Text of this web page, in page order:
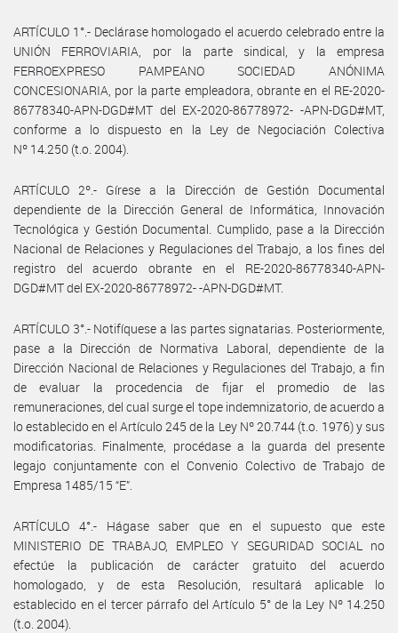
ARTÍCULO 1°.- Declárase homologado el acuerdo celebrado entre la
UNIÓN FERROVIARIA, por la parte sindical, y la empresa
FERROEXPRESO PAMPEANO SOCIEDAD ANÓNIMA
CONCESIONARIA, por la parte empleadora, obrante en el RE-2020-
86778340-APN-DGD#MT del EX-2020-86778972- -APN-DGD#MT,
conforme a lo dispuesto en la Ley de Negociación Colectiva
Nº 14.250 (t.o. 2004).
ARTÍCULO 2º.- Gírese a la Dirección de Gestión Documental
dependiente de la Dirección General de Informática, Innovación
Tecnológica y Gestión Documental. Cumplido, pase a la Dirección
Nacional de Relaciones y Regulaciones del Trabajo, a los fines del
registro del acuerdo obrante en el RE-2020-86778340-APN-
DGD#MT del EX-2020-86778972- -APN-DGD#MT.
ARTÍCULO 3°.- Notifíquese a las partes signatarias. Posteriormente,
pase a la Dirección de Normativa Laboral, dependiente de la
Dirección Nacional de Relaciones y Regulaciones del Trabajo, a fin
de evaluar la procedencia de fijar el promedio de las
remuneraciones, del cual surge el tope indemnizatorio, de acuerdo a
lo establecido en el Artículo 245 de la Ley Nº 20.744 (t.o. 1976) y sus
modificatorias. Finalmente, procédase a la guarda del presente
legajo conjuntamente con el Convenio Colectivo de Trabajo de
Empresa 1485/15 “E”.
ARTÍCULO 4°.- Hágase saber que en el supuesto que este
MINISTERIO DE TRABAJO, EMPLEO Y SEGURIDAD SOCIAL no
efectúe la publicación de carácter gratuito del acuerdo
homologado, y de esta Resolución, resultará aplicable lo
establecido en el tercer párrafo del Artículo 5° de la Ley Nº 14.250
(t.o. 2004).